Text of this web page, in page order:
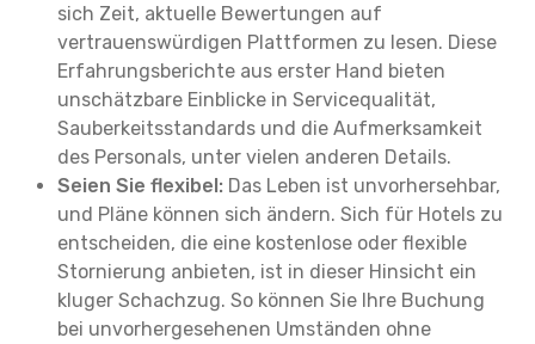
sich Zeit, aktuelle Bewertungen auf
vertrauenswürdigen Plattformen zu lesen. Diese
Erfahrungsberichte aus erster Hand bieten
unschätzbare Einblicke in Servicequalität,
Sauberkeitsstandards und die Aufmerksamkeit
des Personals, unter vielen anderen Details.
Seien Sie flexibel: Das Leben ist unvorhersehbar,
und Pläne können sich ändern. Sich für Hotels zu
entscheiden, die eine kostenlose oder flexible
Stornierung anbieten, ist in dieser Hinsicht ein
kluger Schachzug. So können Sie Ihre Buchung
bei unvorhergesehenen Umständen ohne